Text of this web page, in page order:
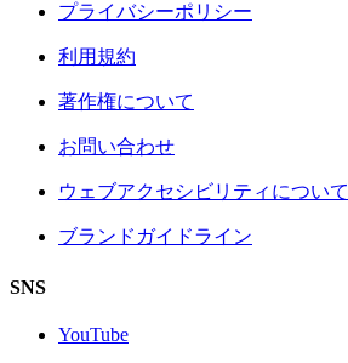
プライバシーポリシー
利用規約
著作権について
お問い合わせ
ウェブアクセシビリティについて
ブランドガイドライン
SNS
YouTube